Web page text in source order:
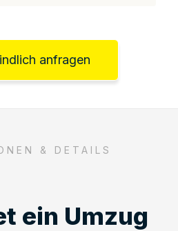
anfragen
& DETAILS
ein Umzug